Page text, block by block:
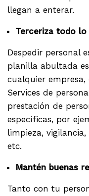
llegan a enterar.
Terceriza todo lo
Despedir personal
planilla abultada
cualquier empresa,
Services de
prestación de
específicas, por
limpieza,
etc.
Mantén buenas
Tanto con tu